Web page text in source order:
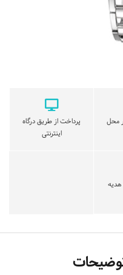
محل
پرداخت از طریق درگاه
اینترنتی
هدیه